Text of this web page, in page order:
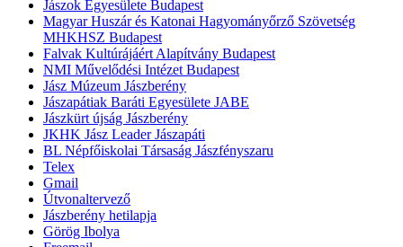
Jászok Egyesülete Budapest
Magyar Huszár és Katonai Hagyományőrző Szövetség
MHKHSZ Budapest
Falvak Kultúrájáért Alapítvány Budapest
NMI Művelődési Intézet Budapest
Jász Múzeum Jászberény
Jászapátiak Baráti Egyesülete JABE
Jászkürt újság Jászberény
JKHK Jász Leader Jászapáti
BL Népfőiskolai Társaság Jászfényszaru
Telex
Gmail
Útvonaltervező
Jászberény hetilapja
Görög Ibolya